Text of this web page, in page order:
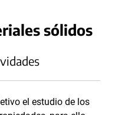
sólidos
el estudio de los